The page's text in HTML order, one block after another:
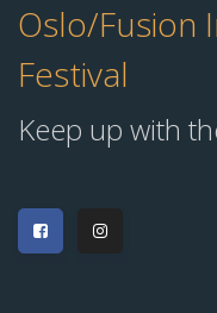
Oslo/Fusion
Festival
Keep up with